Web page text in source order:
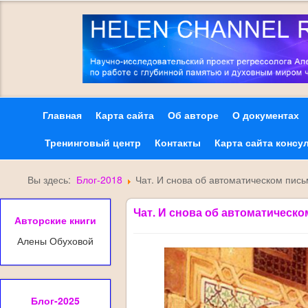
Главная Карта сайта Об авторе
О документах
Тренинговый центр
Контакты Карта сайта
Вы здесь: Блог-2018 Чат. И снова об автоматическом
Авторские книги
Алены Обуховой
Блог-2025
Чат. И снова об